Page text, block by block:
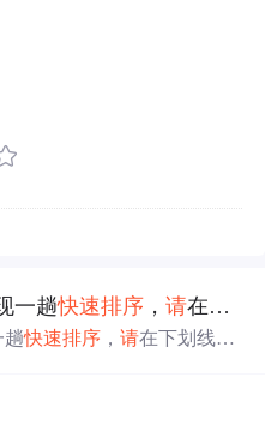
一趟快速排序 ，请在下划线处填上正确的语句
趟快速排序 ，请在下划线处
www.bilibili.com/vide